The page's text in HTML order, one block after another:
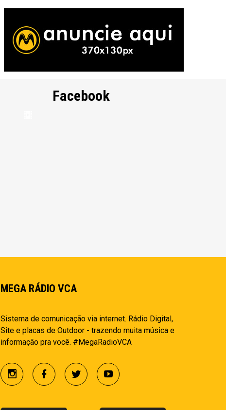
Facebook
MEGA RÁDIO VCA
Sistema de comunicação via internet. Rádio Digital,
Site e placas de Outdoor - trazendo muita música e
informação pra você. #MegaRadioVCA